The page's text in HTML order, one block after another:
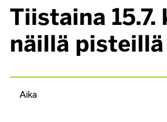
Tiistaina 15.7.
näillä pisteillä
Aika